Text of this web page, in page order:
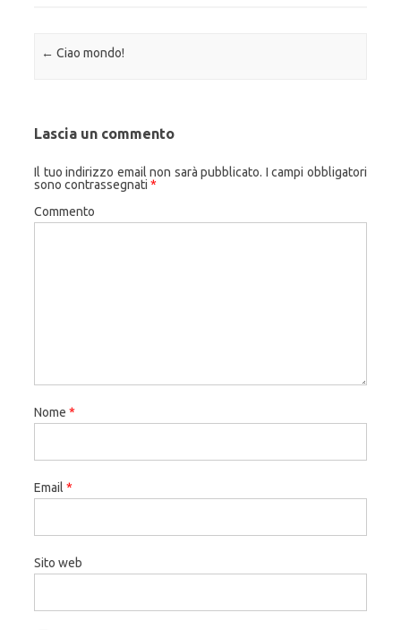
Navigazione articolo
← Ciao mondo!
Lascia un commento
Il tuo indirizzo email non sarà pubblicato. I campi obbligatori
sono contrassegnati *
Commento
Nome *
Email *
Sito web